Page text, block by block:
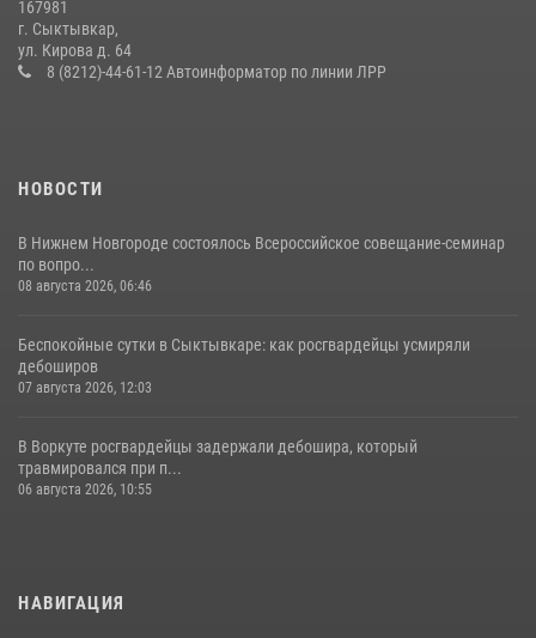
14 июля 2026, 11:49
В Коми за неделю росгвардейцы изъяли 44 единицы охотничьего
167981
г. Сыктывкар,
ул. Кирова д. 64
8 (8212)-44-61-12 Автоинформатор по линии ЛРР
НОВОСТИ
В Нижнем Новгороде состоялось Всероссийское совещание-семинар
по вопро...
08 августа 2026, 06:46
Беспокойные сутки в Сыктывкаре: как росгвардейцы усмиряли
дебоширов
07 августа 2026, 12:03
В Воркуте росгвардейцы задержали дебошира, который
травмировался при п...
06 августа 2026, 10:55
НАВИГАЦИЯ